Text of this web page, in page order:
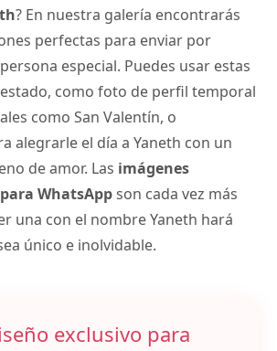
? En nuestra galería encontrarás
perfectas para enviar por
especial. Puedes usar estas
como foto de perfil temporal
como San Valentín, o
alegrarle el día a Yaneth con un
de amor. Las imágenes
WhatsAppson cada vez más
una con el nombre Yaneth hará
único e inolvidable.
exclusivo para